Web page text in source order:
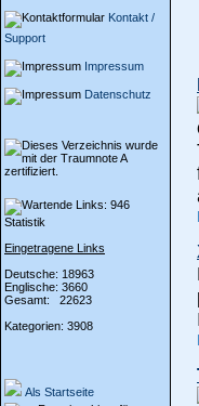
Kontakt /
Support
Impressum
Datenschutz
Statistik
Eingetragene Links
Deutsche: 18963
Englische: 3660
Gesamt: 22623
Kategorien: 3908
Als Startseite